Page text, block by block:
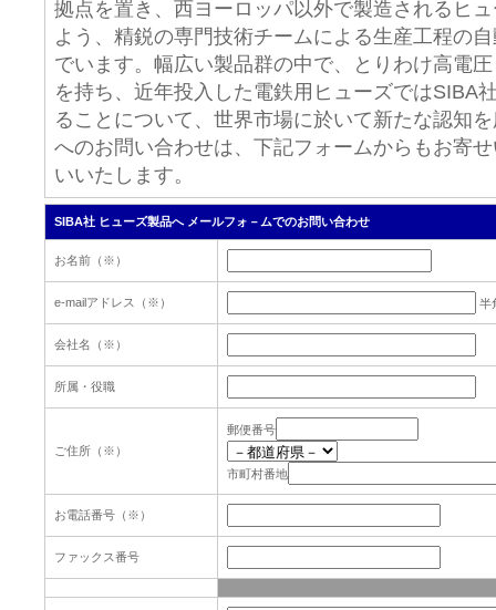
拠点を置き、西ヨーロッパ以外で製造されるヒ
よう、精鋭の専門技術チームによる生産工程の
でいます。幅広い製品群の中で、とりわけ高電
を持ち、近年投入した電鉄用ヒューズではSIBA
ることについて、世界市場に於いて新たな認知
へのお問い合わせは、下記フォームからもお寄
いいたします。
SIBA社 ヒューズ製品へ メールフォ－ムでのお問い合わせ
お名前（※）
e-mailアドレス（※） 半
会社名（※）
所属・役職
ご住所（※）
郵便番号
市町村番地
お電話番号（※）
ファックス番号